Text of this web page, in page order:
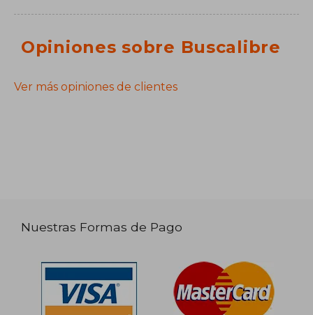
Opiniones sobre Buscalibre
Ver más opiniones de clientes
Nuestras Formas de Pago